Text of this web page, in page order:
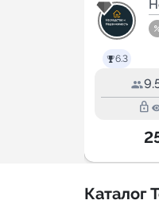
6.3
lock_outline
Каталог